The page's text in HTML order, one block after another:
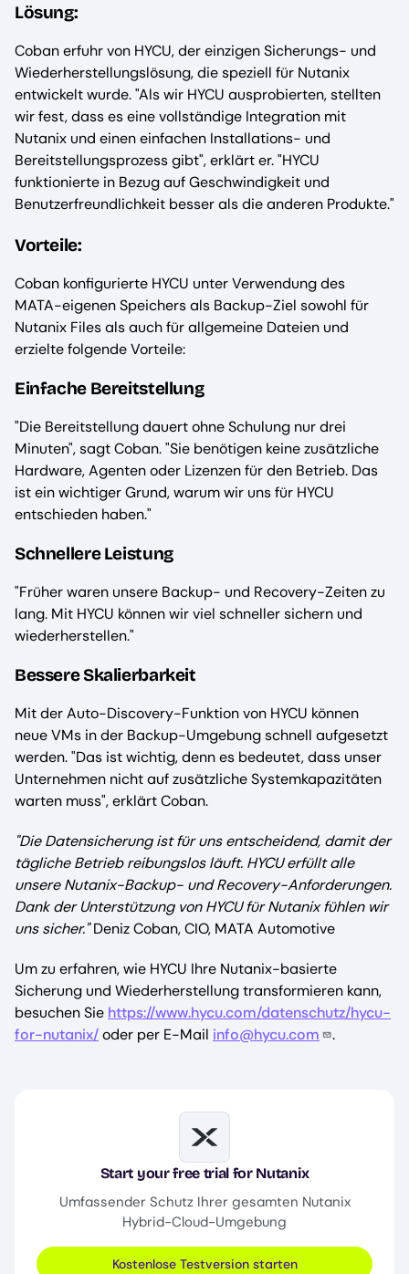
Lösung:
Coban erfuhr von HYCU, der einzigen Sicherungs- und
Wiederherstellungslösung, die speziell für Nutanix
entwickelt wurde. "Als wir HYCU ausprobierten, stellten
wir fest, dass es eine vollständige Integration mit
Nutanix und einen einfachen Installations- und
Bereitstellungsprozess gibt", erklärt er. "HYCU
funktionierte in Bezug auf Geschwindigkeit und
Benutzerfreundlichkeit besser als die anderen Produkte."
Vorteile:
Coban konfigurierte HYCU unter Verwendung des
MATA-eigenen Speichers als Backup-Ziel sowohl für
Nutanix Files als auch für allgemeine Dateien und
erzielte folgende Vorteile:
Einfache Bereitstellung
"Die Bereitstellung dauert ohne Schulung nur drei
Minuten", sagt Coban. "Sie benötigen keine zusätzliche
Hardware, Agenten oder Lizenzen für den Betrieb. Das
ist ein wichtiger Grund, warum wir uns für HYCU
entschieden haben."
Schnellere Leistung
"Früher waren unsere Backup- und Recovery-Zeiten zu
lang. Mit HYCU können wir viel schneller sichern und
wiederherstellen."
Bessere Skalierbarkeit
Mit der Auto-Discovery-Funktion von HYCU können
neue VMs in der Backup-Umgebung schnell aufgesetzt
werden. "Das ist wichtig, denn es bedeutet, dass unser
Unternehmen nicht auf zusätzliche Systemkapazitäten
warten muss", erklärt Coban.
"Die Datensicherung ist für uns entscheidend, damit der
tägliche Betrieb reibungslos läuft. HYCU erfüllt alle
unsere Nutanix-Backup- und Recovery-Anforderungen.
Dank der Unterstützung von HYCU für Nutanix fühlen wir
uns sicher."Deniz Coban, CIO, MATA Automotive
Um zu erfahren, wie HYCU Ihre Nutanix-basierte
Sicherung und Wiederherstellung transformieren kann,
besuchen Sie https://www.hycu.com/datenschutz/hycu-
for-nutanix/oder per E-Mail info@hycu.com .
Image
Start your free trial for Nutanix
Umfassender Schutz Ihrer gesamten Nutanix
Hybrid-Cloud-Umgebung
Kostenlose Testversion starten